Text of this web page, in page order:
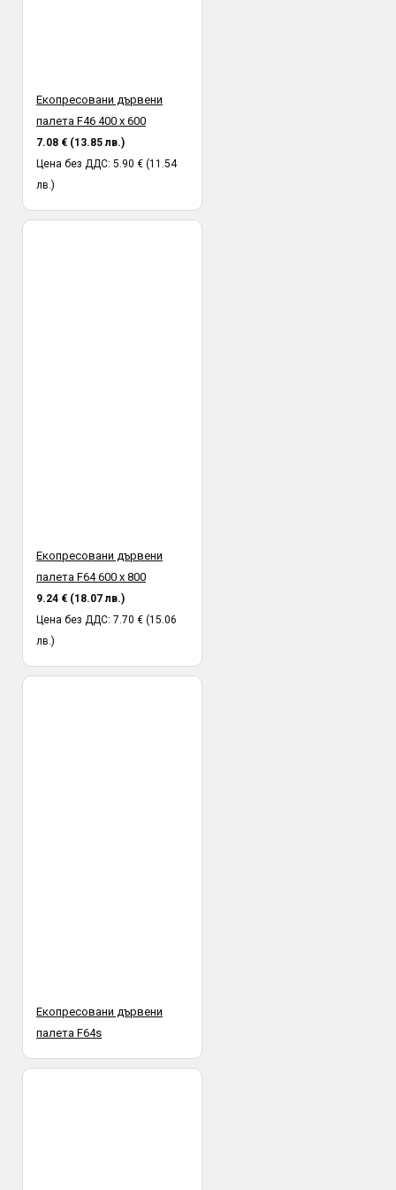
Екопресовани дървени
палета F46 400 х 600
7.08 € (13.85 лв.)
Цена без ДДС: 5.90 € (11.54
лв.)
Екопресовани дървени
палета F64 600 х 800
9.24 € (18.07 лв.)
Цена без ДДС: 7.70 € (15.06
лв.)
Екопресовани дървени
палета F64s